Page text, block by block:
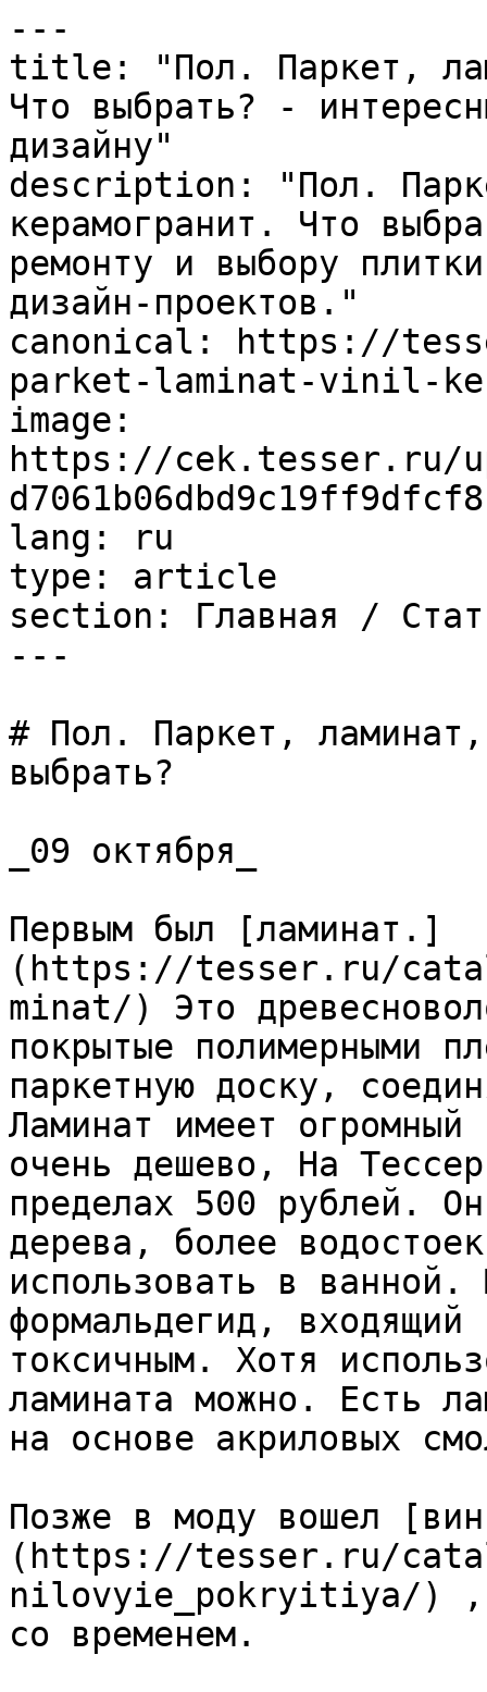
---
title: "Пол. Паркет,
Что выбрать? -
дизайну"
description: "Пол.
керамогранит. Что
ремонту и выбору
дизайн-проектов."
canonical: https://
parket-laminat-vinil-
image:
https://cek.tesser.ru/
lang: ru
type: article
section: Главная /
---
# Пол. Паркет,
выбрать?
_09 октября_
Первым был [ламинат.]
(https://tesser.ru/
minat/) Это
покрытые полимерными
паркетную доску,
Ламинат имеет
очень дешево, На
пределах 500 рублей.
дерева, более
использовать в
формальдегид,
токсичным. Хотя
ламината можно. Есть
на основе акриловых
Позже в моду вошел
(https://tesser.ru/
nilovyie_pokryitiya/) ,
со временем.